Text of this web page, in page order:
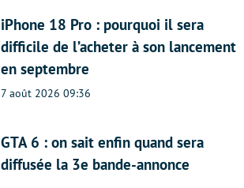
iPhone 18 Pro : pourquoi il sera
difficile de l’acheter à son lancement
en septembre
7 août 2026 09:36
GTA 6 : on sait enfin quand sera
diffusée la 3e bande-annonce